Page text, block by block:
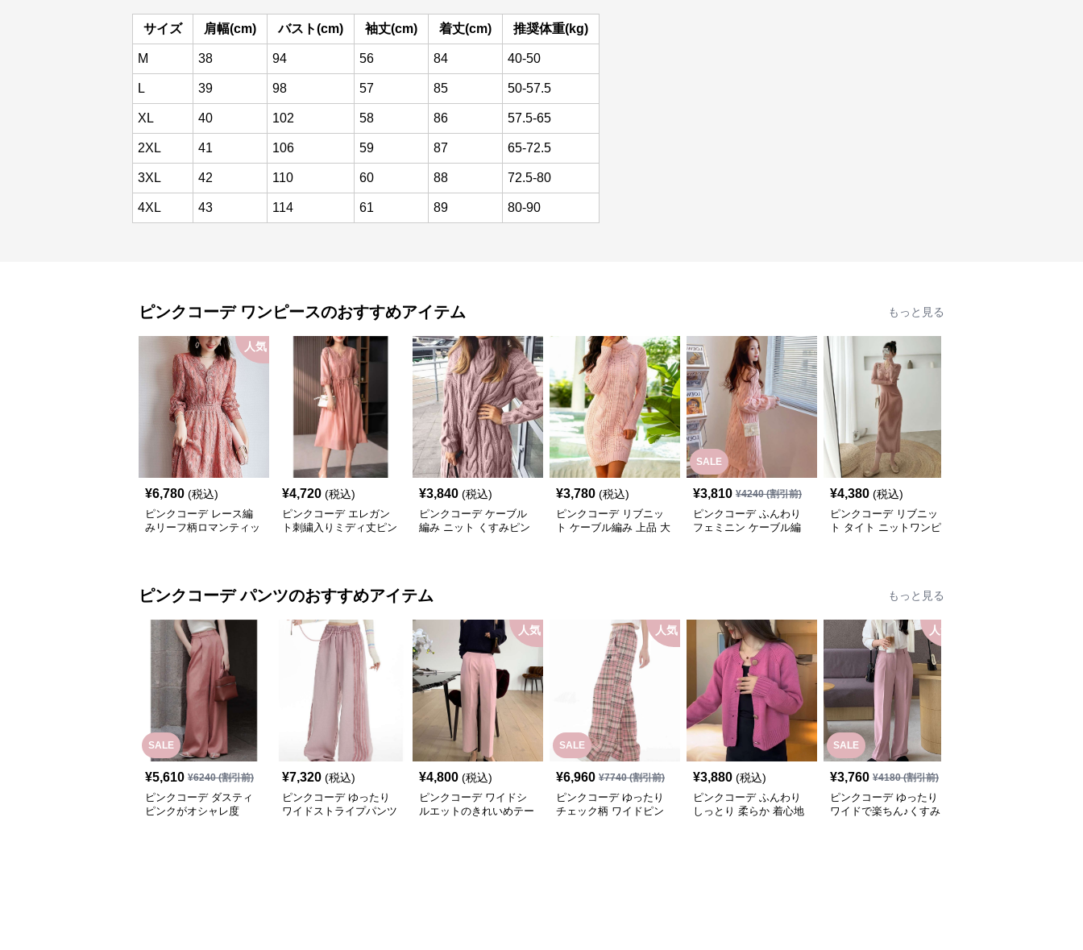
サイズ 肩幅(cm) バスト(cm) 袖丈(cm) 着丈(cm) 推奨体重(kg)
M 38 94 56 84 40-50
L 39 98 57 85 50-57.5
XL 40 102 58 86 57.5-65
2XL 41 106 59 87 65-72.5
3XL 42 110 60 88 72.5-80
4XL 43 114 61 89 80-90
ピンクコーデ ワンピースのおすすめアイテム もっと見る
人気
¥6,780 (税込)
ピンクコーデ レース編
みリーフ柄ロマンティッ
¥4,720 (税込)
ピンクコーデ エレガン
ト刺繍入りミディ丈ピン
¥3,840 (税込)
ピンクコーデ ケーブル
編み ニット くすみピン
¥3,780 (税込)
ピンクコーデ リブニッ
ト ケーブル編み 上品 大
SALE
¥3,810 ¥4240(割引前)
ピンクコーデ ふんわり
フェミニン ケーブル編
¥4,380 (税込)
ピンクコーデ リブニッ
ト タイト ニットワンピ
ピンクコーデ パンツのおすすめアイテム もっと見る
SALE
¥5,610 ¥6240(割引前)
ピンクコーデ ダスティ
ピンクがオシャレ度
¥7,320 (税込)
ピンクコーデ ゆったり
ワイドストライプパンツ
人気
¥4,800 (税込)
ピンクコーデ ワイドシ
ルエットのきれいめテー
SALE
人気
¥6,960 ¥7740(割引前)
ピンクコーデ ゆったり
チェック柄 ワイドピン
¥3,880 (税込)
ピンクコーデ ふんわり
しっとり 柔らか 着心地
SALE
人気
¥3,760 ¥4180(割引前)
ピンクコーデ ゆったり
ワイドで楽ちん♪くすみ